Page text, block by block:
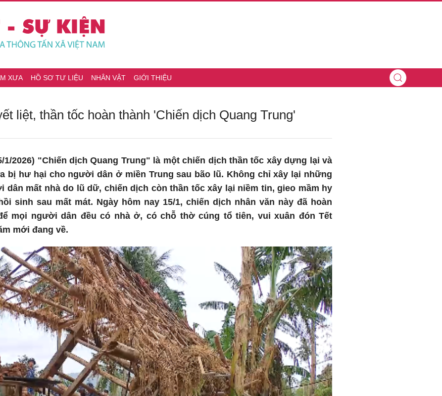
XƯA HỒ SƠ TƯ LIỆU NHÂN VẬT GIỚI THIỆU
liệt, thần tốc hoàn thành 'Chiến dịch Quang Trung'
1/2026) "Chiến dịch Quang Trung" là một chiến dịch thần tốc xây dựng lại và
bị hư hại cho người dân ở miền Trung sau bão lũ. Không chỉ xây lại những
dân mất nhà do lũ dữ, chiến dịch còn thần tốc xây lại niềm tin, gieo mầm hy
sinh sau mất mát. Ngày hôm nay 15/1, chiến dịch nhân văn này đã hoàn
mọi người dân đều có nhà ở, có chỗ thờ cúng tổ tiên, vui xuân đón Tết
mới đang về.